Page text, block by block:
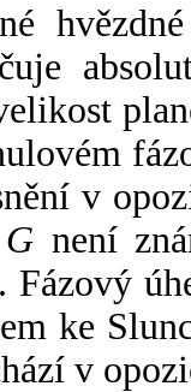
v
G není
Fázový
ke
v